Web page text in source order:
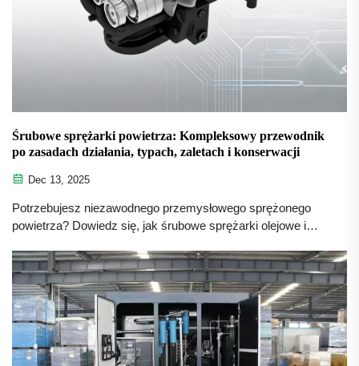
Śrubowe sprężarki powietrza: Kompleksowy przewodnik
po zasadach działania, typach, zaletach i konserwacji
Dec 13, 2025
Potrzebujesz niezawodnego przemysłowego sprężonego
powietrza? Dowiedz się, jak śrubowe sprężarki olejowe i
gwarantują czystość — uzyskaj teraz porady eksperta w
zakresie konserwacji.